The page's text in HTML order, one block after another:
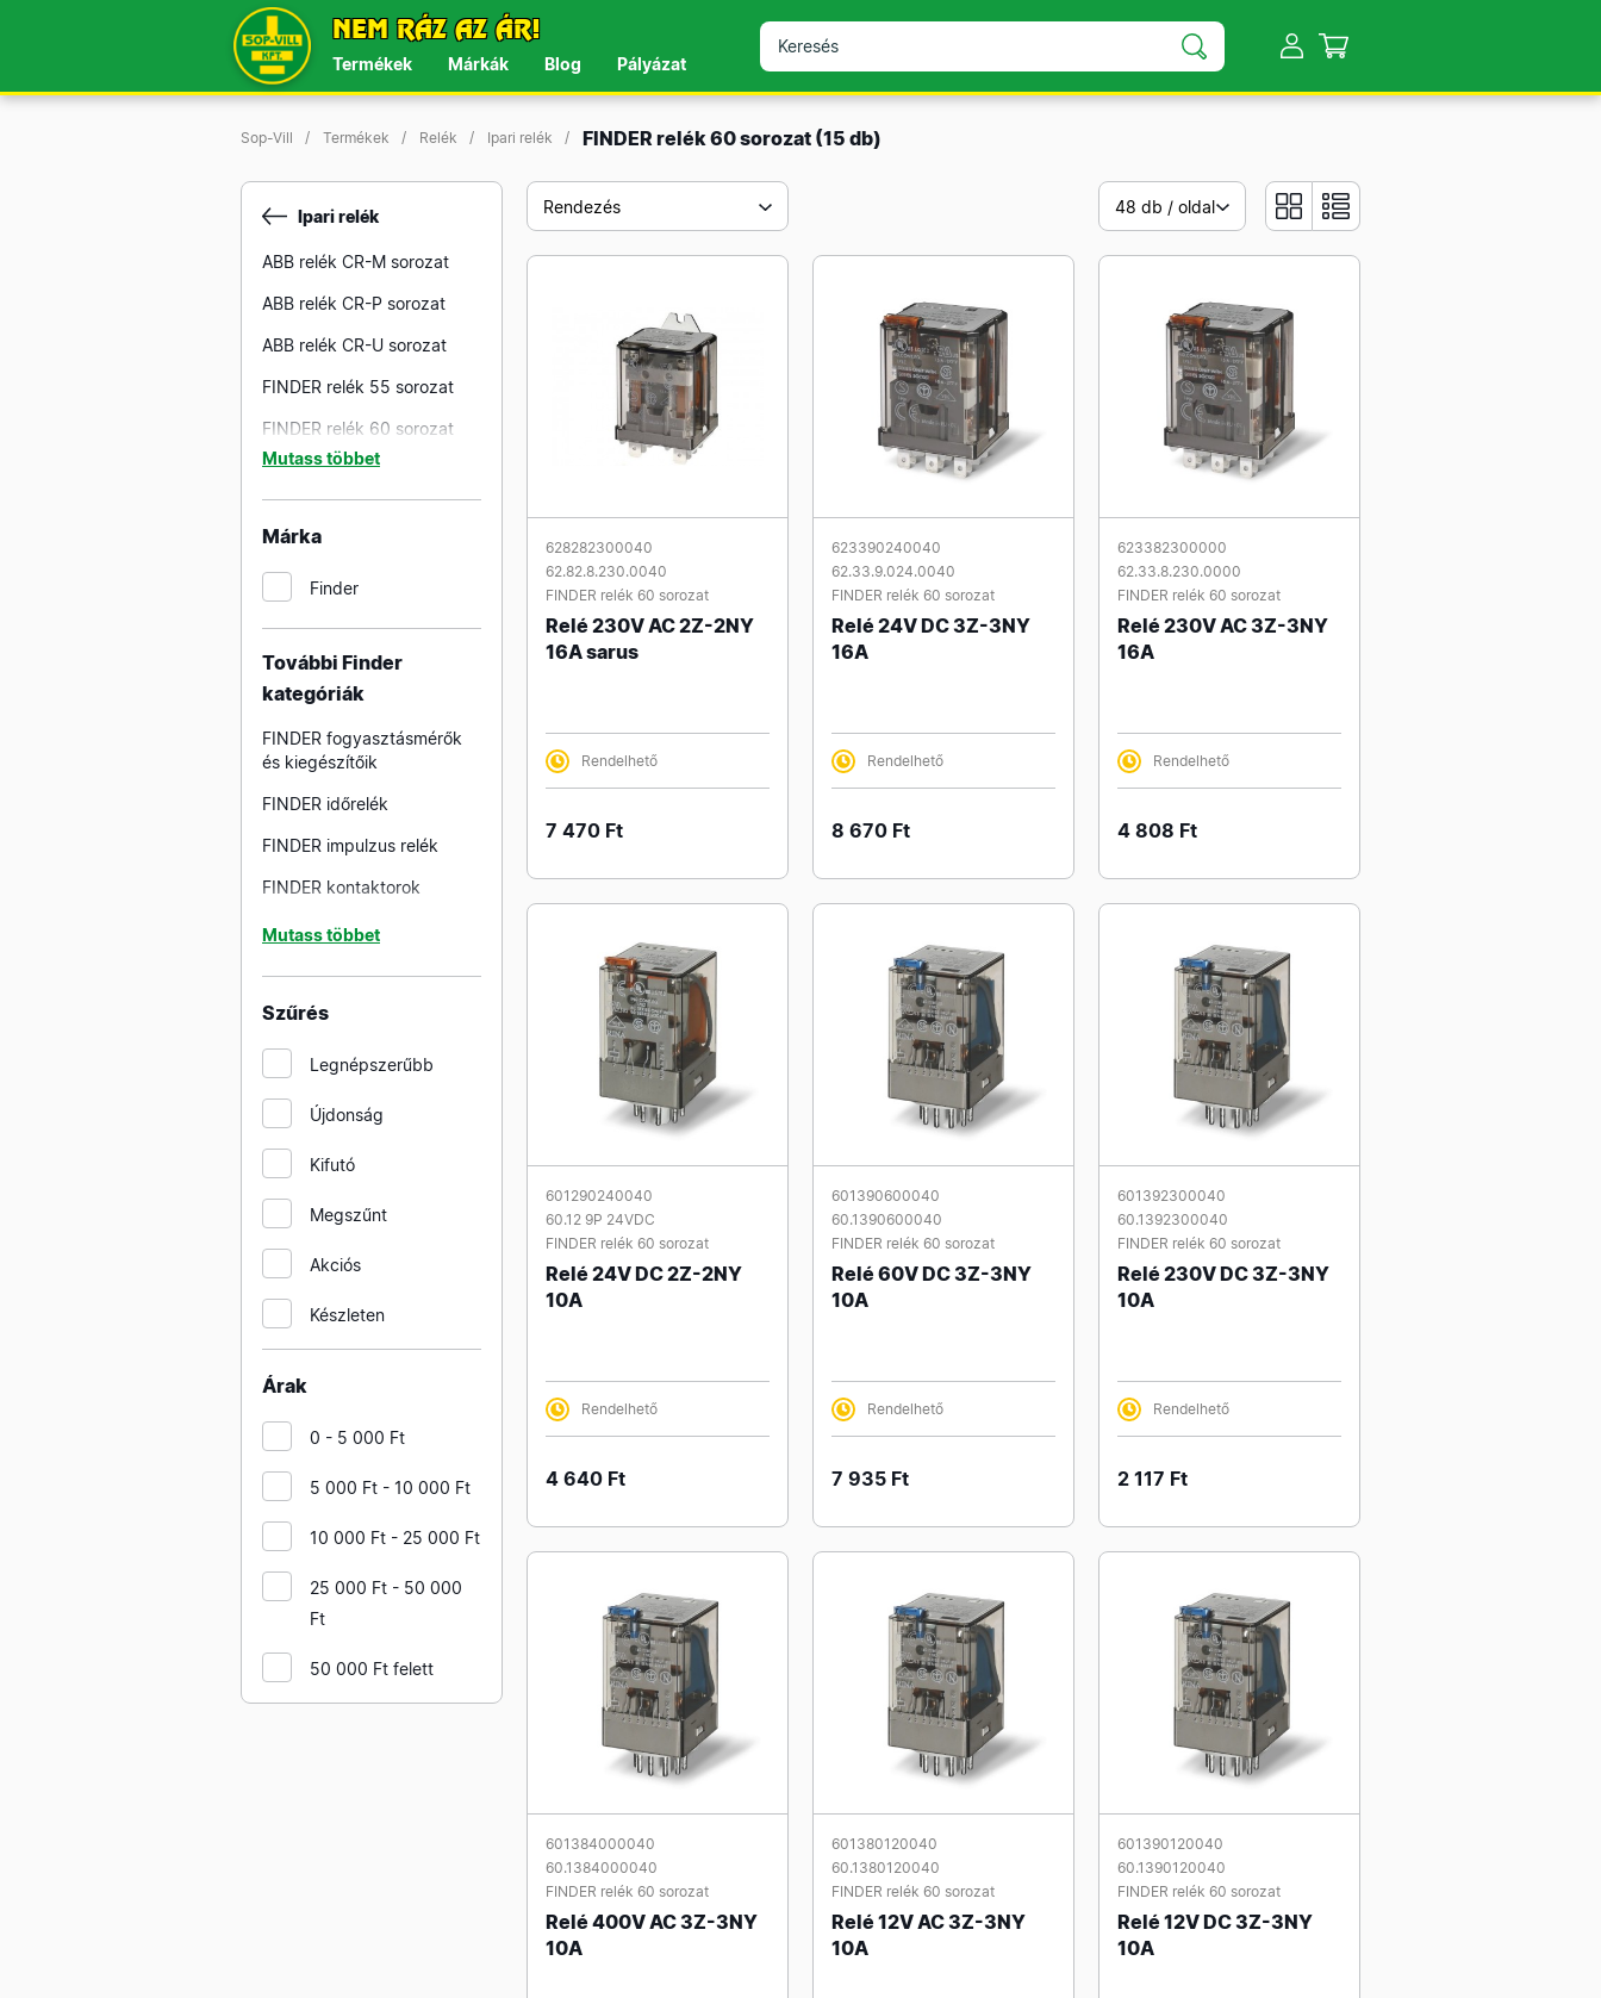
NEM RÁZ AZ ÁR!
Termékek Márkák Blog Pályázat
Sop-Vill Termékek Relék Ipari relék FINDER relék 60 sorozat (15 db)
Ipari relék
ABB relék CR-M sorozat
ABB relék CR-P sorozat
ABB relék CR-U sorozat
FINDER relék 55 sorozat
FINDER relék 60 sorozat
RELPOL relék R15 sorozat
RELPOL relék RUC sorozat
Mutass többet
Márka
Finder
További Finder
kategóriák
FINDER fogyasztásmérők
és kiegészítőik
FINDER időrelék
FINDER impulzus relék
FINDER kontaktorok
FINDER lépcsőházi
rendszerelemei
FINDER relék 40 sorozat
FINDER relék 30 sorozat
sínre digitális kivitelben
FINDER relék 36 sorozat
FINDER relék 46 sorozat
sínre analóg kivitelben
Mutass többet
Szűrés
Legnépszerűbb
Újdonság
Kifutó
Megszűnt
Akciós
Készleten
Árak
0 - 5 000 Ft
5 000 Ft - 10 000 Ft
10 000 Ft - 25 000 Ft
25 000 Ft - 50 000
Ft
50 000 Ft felett
Rendezés 48 db / oldal
628282300040
62.82.8.230.0040
FINDER relék 60 sorozat
Relé 230V AC 2Z-2NY
16A sarus
Rendelhető
7 470 Ft
623390240040
62.33.9.024.0040
FINDER relék 60 sorozat
Relé 24V DC 3Z-3NY
16A
Rendelhető
8 670 Ft
623382300000
62.33.8.230.0000
FINDER relék 60 sorozat
Relé 230V AC 3Z-3NY
16A
Rendelhető
4 808 Ft
601290240040
60.12 9P 24VDC
FINDER relék 60 sorozat
Relé 24V DC 2Z-2NY
10A
Rendelhető
4 640 Ft
601390600040
60.1390600040
FINDER relék 60 sorozat
Relé 60V DC 3Z-3NY
10A
Rendelhető
7 935 Ft
601392300040
60.1392300040
FINDER relék 60 sorozat
Relé 230V DC 3Z-3NY
10A
Rendelhető
2 117 Ft
601384000040
60.1384000040
FINDER relék 60 sorozat
Relé 400V AC 3Z-3NY
10A
601380120040
60.1380120040
FINDER relék 60 sorozat
Relé 12V AC 3Z-3NY
10A
601390120040
60.1390120040
FINDER relék 60 sorozat
Relé 12V DC 3Z-3NY
10A